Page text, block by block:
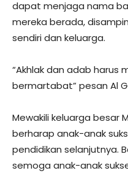
dapat menjaga nama
mereka berada,
sendiri dan keluarga.
“Akhlak dan adab harus
bermartabat” pesan Al
Mewakili keluarga besar
berharap anak-anak
pendidikan selanjutnya.
semoga anak-anak